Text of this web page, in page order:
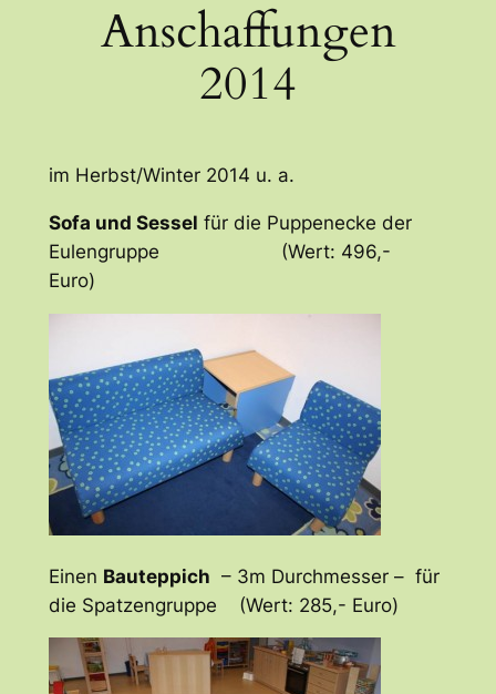
Anschaffungen
2014
im Herbst/Winter 2014 u. a.
Sofa und Sessel für die Puppenecke der
Eulengruppe (Wert: 496,-
Euro)
Einen Bauteppich – 3m Durchmesser – für
die Spatzengruppe (Wert: 285,- Euro)